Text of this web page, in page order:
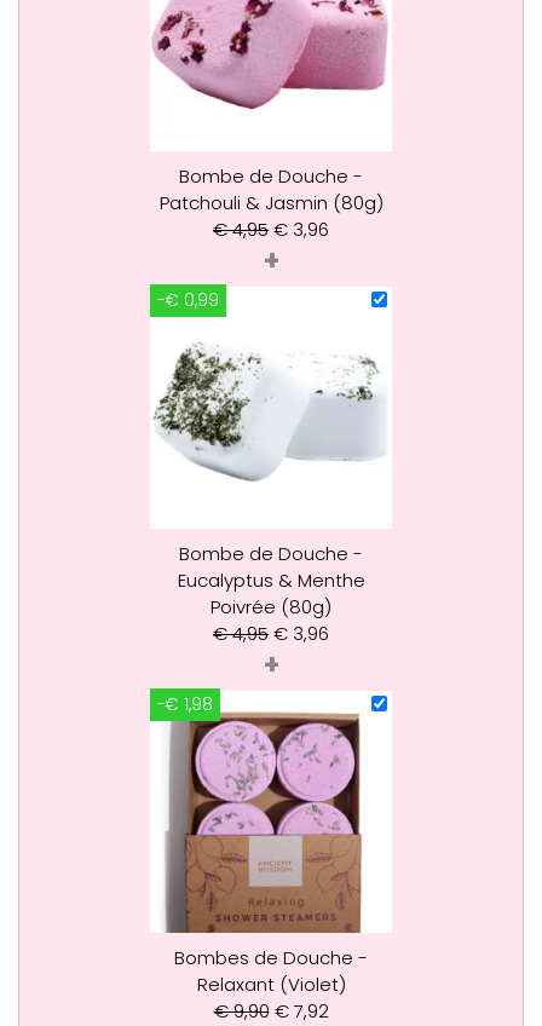
Bombe de Douche -
Patchouli & Jasmin (80g)
€4,95€ 3,96
+
-€ 0,99
Bombe de Douche -
Eucalyptus & Menthe
Poivrée (80g)
€4,95€ 3,96
+
-€ 1,98
Bombes de Douche -
Relaxant (Violet)
€9,90 €7,92